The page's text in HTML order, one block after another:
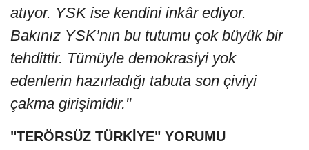
atıyor. YSK ise kendini inkâr ediyor.
Bakınız YSK’nın bu tutumu çok büyük bir
tehdittir. Tümüyle demokrasiyi yok
edenlerin hazırladığı tabuta son çiviyi
çakma girişimidir."
"TERÖRSÜZ TÜRKİYE" YORUMU